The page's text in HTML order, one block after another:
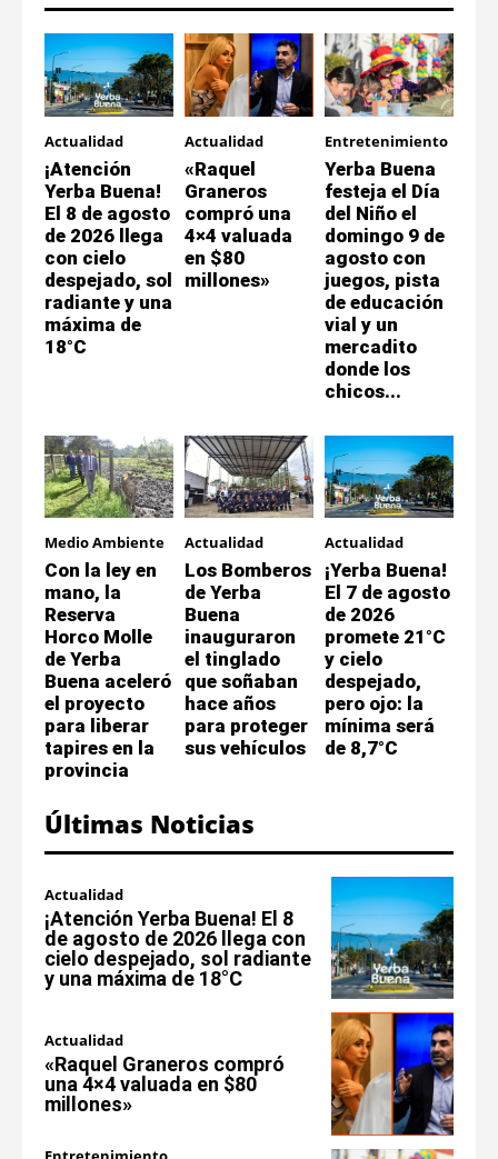
Actualidad
¡Atención
Yerba Buena!
El 8 de agosto
de 2026 llega
con cielo
despejado, sol
radiante y una
máxima de
18°C
Actualidad
«Raquel
Graneros
compró una
4×4 valuada
en $80
millones»
Entretenimiento
Yerba Buena
festeja el Día
del Niño el
domingo 9 de
agosto con
juegos, pista
de educación
vial y un
mercadito
donde los
chicos...
Medio Ambiente
Con la ley en
mano, la
Reserva
Horco Molle
de Yerba
Buena aceleró
el proyecto
para liberar
tapires en la
provincia
Actualidad
Los Bomberos
de Yerba
Buena
inauguraron
el tinglado
que soñaban
hace años
para proteger
sus vehículos
Actualidad
¡Yerba Buena!
El 7 de agosto
de 2026
promete 21°C
y cielo
despejado,
pero ojo: la
mínima será
de 8,7°C
Últimas Noticias
Actualidad
¡Atención Yerba Buena! El 8
de agosto de 2026 llega con
cielo despejado, sol radiante
y una máxima de 18°C
Actualidad
«Raquel Graneros compró
una 4×4 valuada en $80
millones»